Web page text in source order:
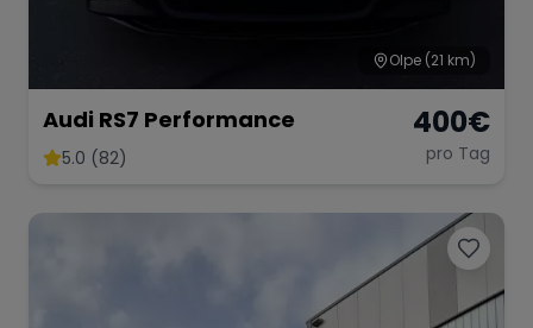
Olpe (21 km)
Audi RS7 Performance
5.0 (82)
400€
pro Tag